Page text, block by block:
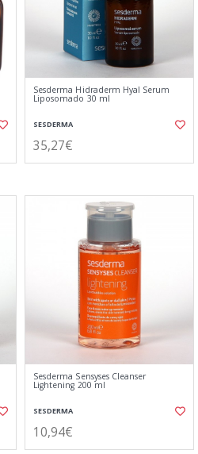
Sesderma Hidraderm Hyal Serum
Liposomado 30 ml
SESDERMA
35,27€
Sesderma Sensyses Cleanser
Lightening 200 ml
SESDERMA
10,94€